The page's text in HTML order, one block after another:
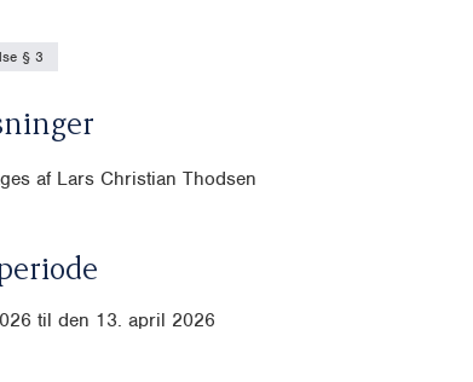
§ 3
af Lars Christian Thodsen
til den 13. april 2026